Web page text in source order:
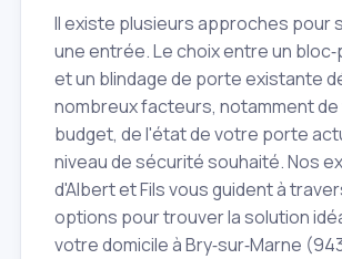
Il existe plusieurs approches pour
une entrée. Le choix entre un
et un blindage de porte existante
nombreux facteurs, notamment
budget, de l'état de votre porte
niveau de sécurité souhaité. Nos
d'Albert et Fils vous guident à
options pour trouver la solution
votre domicile à Bry‑sur‑Marne